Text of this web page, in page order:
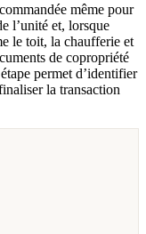
même pour
l’unité et, lorsque
le toit, la chaufferie et
de copropriété
permet d’identifier
la transaction